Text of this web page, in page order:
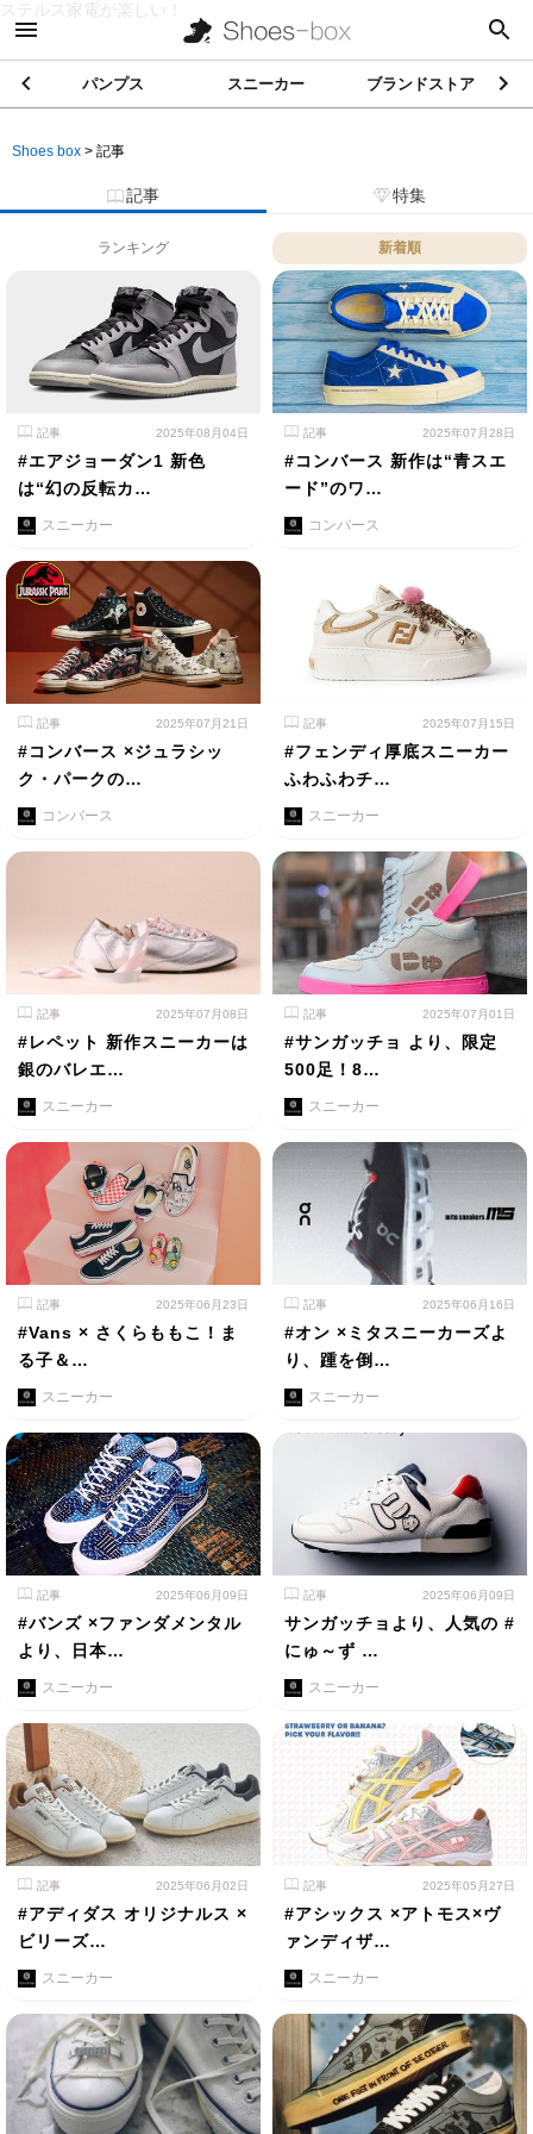
ステルス家電が楽しい！
パンプス スニーカー ブランドストア
Shoes box > 記事
記事 特集
ランキング 新着順
記事 2025年08月04日
#エアジョーダン1 新色
は“幻の反転カ…
スニーカー
記事 2025年07月28日
#コンバース 新作は“青スエ
ード”のワ…
コンバース
記事 2025年07月21日
#コンバース ×ジュラシッ
ク・パークの…
コンバース
記事 2025年07月15日
#フェンディ厚底スニーカー
ふわふわチ…
スニーカー
記事 2025年07月08日
#レペット 新作スニーカーは
銀のバレエ…
スニーカー
記事 2025年07月01日
#サンガッチョ より、限定
500足！8…
スニーカー
記事 2025年06月23日
#Vans × さくらももこ！ま
る子＆…
スニーカー
記事 2025年06月16日
#オン ×ミタスニーカーズよ
り、踵を倒…
スニーカー
記事 2025年06月09日
#バンズ ×ファンダメンタル
より、日本…
スニーカー
記事 2025年06月09日
サンガッチョより、人気の #
にゅ～ず …
スニーカー
記事 2025年06月02日
#アディダス オリジナルス ×
ビリーズ…
スニーカー
記事 2025年05月27日
#アシックス ×アトモス×ヴ
ァンディザ…
スニーカー